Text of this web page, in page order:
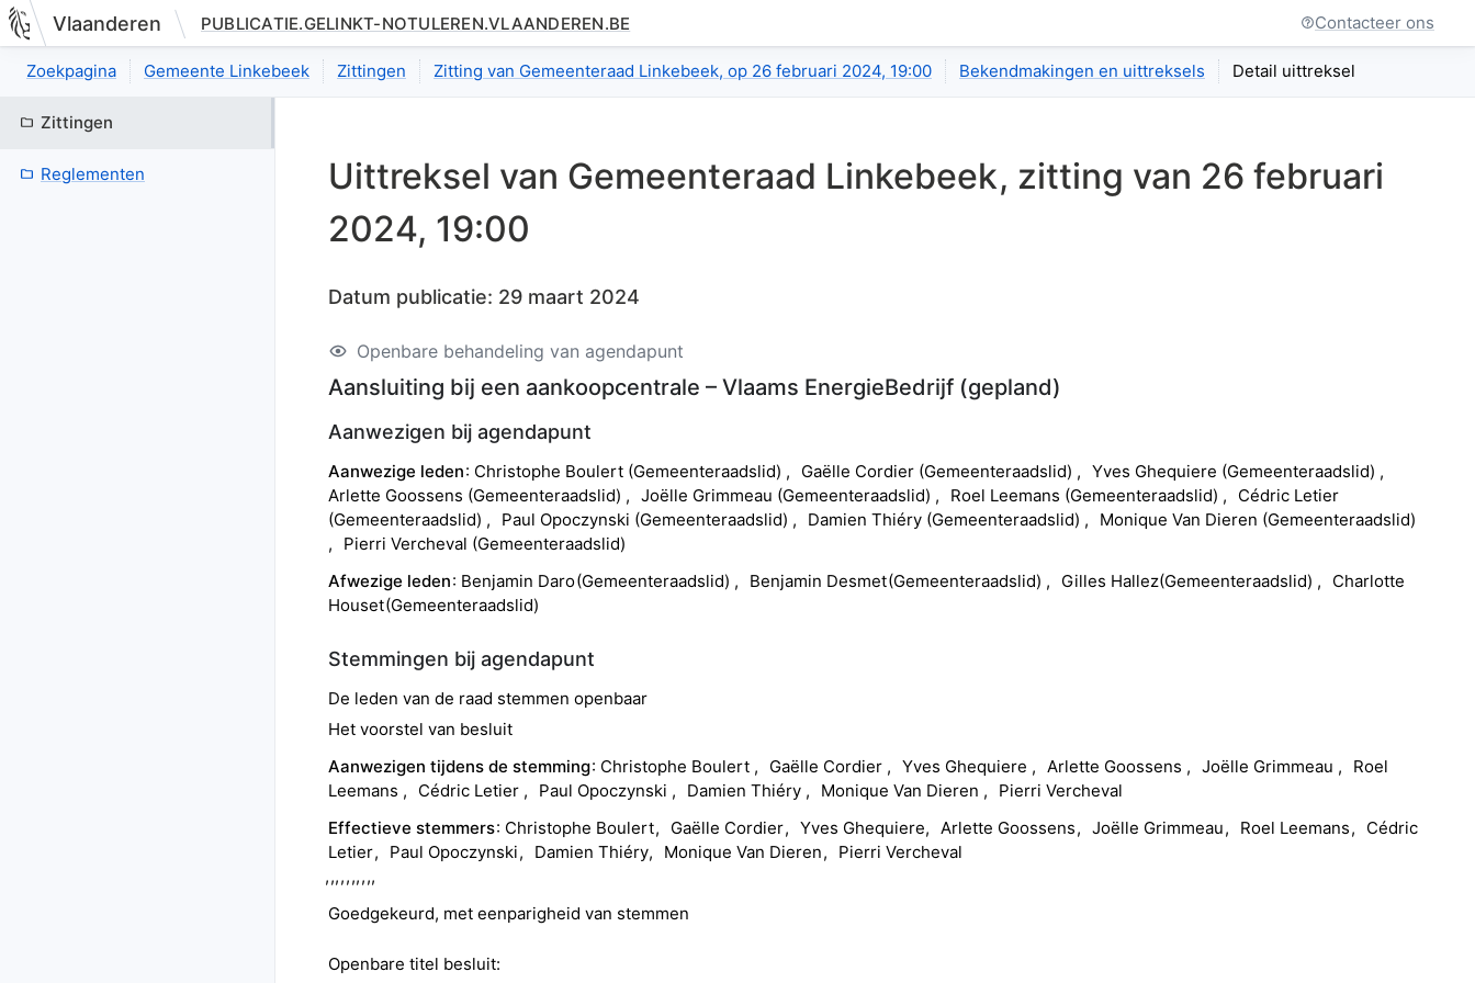
Nieuwe pagina: bestuurseenheid.zittingen.zitting.uittreksels.detail.index
Vlaanderen PUBLICATIE.GELINKT-NOTULEREN.VLAANDEREN.BE Contacteer ons
Zoekpagina Gemeente Linkebeek Zittingen Zitting van Gemeenteraad Linkebeek, op 26 februari 2024, 19:00 Bekendmakingen en uittreksels Detail uittreksel
Zittingen
Reglementen Uittreksel van Gemeenteraad Linkebeek, zitting van 26 februari
2024, 19:00
Datum publicatie: 29 maart 2024
Openbare behandeling van agendapunt
Aansluiting bij een aankoopcentrale – Vlaams EnergieBedrijf (gepland)
Aanwezigen bij agendapunt
Aanwezige leden Christophe Boulert (Gemeenteraadslid) Gaëlle Cordier (Gemeenteraadslid) Yves Ghequiere (Gemeenteraadslid)
Arlette Goossens (Gemeenteraadslid) Joëlle Grimmeau (Gemeenteraadslid) Roel Leemans (Gemeenteraadslid) Cédric Letier
(Gemeenteraadslid) Paul Opoczynski (Gemeenteraadslid) Damien Thiéry (Gemeenteraadslid) Monique Van Dieren (Gemeenteraadslid)
Pierri Vercheval (Gemeenteraadslid)
Afwezige leden Benjamin Daro(Gemeenteraadslid) Benjamin Desmet(Gemeenteraadslid) Gilles Hallez(Gemeenteraadslid)
Charlotte
Houset(Gemeenteraadslid)
Stemmingen bij agendapunt
De leden van de raad stemmen openbaar
Het voorstel van besluit
Aanwezigen tijdens de stemming Christophe Boulert Gaëlle Cordier Yves Ghequiere Arlette Goossens Joëlle Grimmeau
Roel
Leemans
Cédric Letier Paul Opoczynski Damien Thiéry Monique Van Dieren Pierri Vercheval
Effectieve stemmers Christophe Boulert Gaëlle Cordier Yves Ghequiere Arlette Goossens Joëlle Grimmeau Roel Leemans
Cédric
Letier
Paul Opoczynski Damien Thiéry Monique Van Dieren Pierri Vercheval
Goedgekeurd, met eenparigheid van stemmen
Openbare titel besluit: